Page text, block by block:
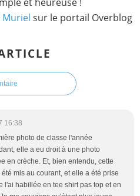
Muriel sur le portail Overblog
16:38
photo de classe l'année
elle a eu droit à une photo
en crèche. Et, bien entendu, cette
mis au courant, et elle a été prise
l'ai habillée en tee shirt pas top et en